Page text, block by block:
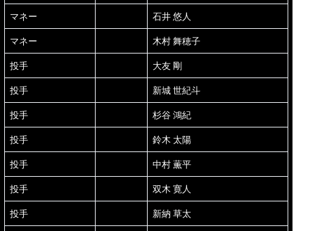
マネー 石井 悠人
マネー 木村 舞穂子
投手 大友 剛
投手 新城 世紀斗
投手 杉谷 鴻紀
投手 鈴木 太陽
投手 中村 薫平
投手 双木 寛人
投手 新納 草太